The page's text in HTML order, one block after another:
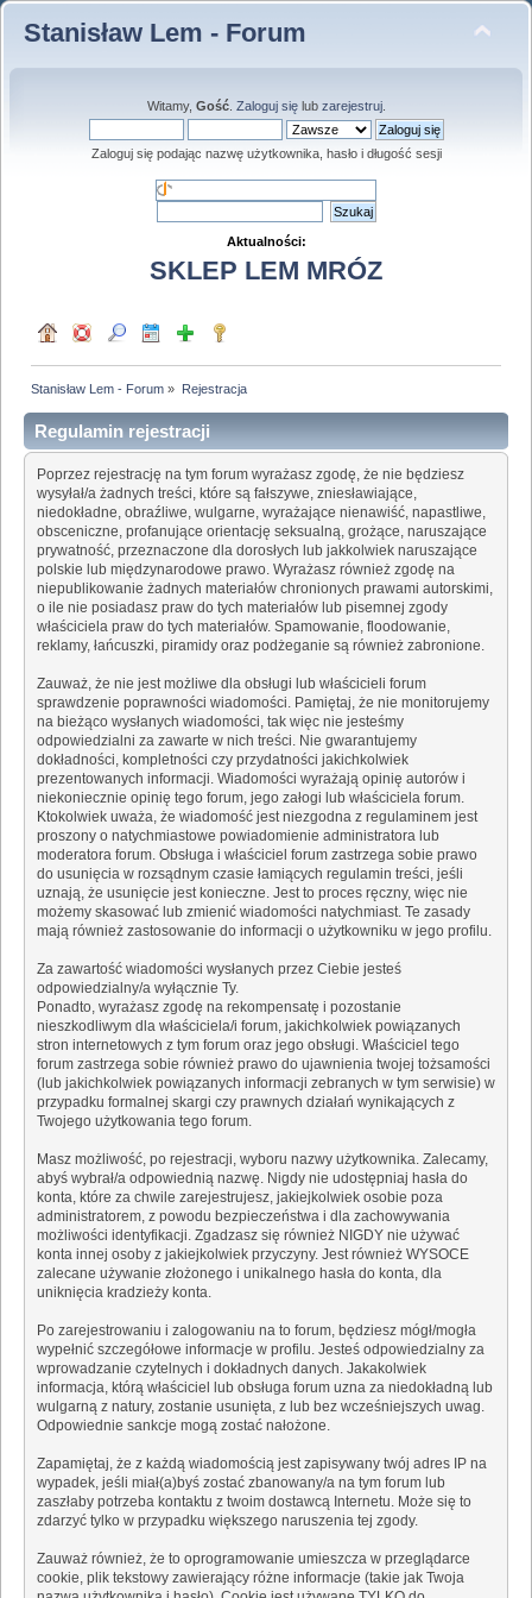
Stanisław Lem - Forum
Witamy, Gość. Zaloguj sięlub zarejestruj.
Zaloguj się podając nazwę użytkownika, hasło i długość sesji
Aktualności:
SKLEP LEM MRÓZ
Stanisław Lem - Forum » Rejestracja
Regulamin rejestracji
Poprzez rejestrację na tym forum wyrażasz zgodę, że nie będziesz
wysyłał/a żadnych treści, które są fałszywe, zniesławiające,
niedokładne, obraźliwe, wulgarne, wyrażające nienawiść, napastliwe,
obsceniczne, profanujące orientację seksualną, grożące, naruszające
prywatność, przeznaczone dla dorosłych lub jakkolwiek naruszające
polskie lub międzynarodowe prawo. Wyrażasz również zgodę na
niepublikowanie żadnych materiałów chronionych prawami autorskimi,
o ile nie posiadasz praw do tych materiałów lub pisemnej zgody
właściciela praw do tych materiałów. Spamowanie, floodowanie,
reklamy, łańcuszki, piramidy oraz podżeganie są również zabronione.
Zauważ, że nie jest możliwe dla obsługi lub właścicieli forum
sprawdzenie poprawności wiadomości. Pamiętaj, że nie monitorujemy
na bieżąco wysłanych wiadomości, tak więc nie jesteśmy
odpowiedzialni za zawarte w nich treści. Nie gwarantujemy
dokładności, kompletności czy przydatności jakichkolwiek
prezentowanych informacji. Wiadomości wyrażają opinię autorów i
niekoniecznie opinię tego forum, jego załogi lub właściciela forum.
Ktokolwiek uważa, że wiadomość jest niezgodna z regulaminem jest
proszony o natychmiastowe powiadomienie administratora lub
moderatora forum. Obsługa i właściciel forum zastrzega sobie prawo
do usunięcia w rozsądnym czasie łamiących regulamin treści, jeśli
uznają, że usunięcie jest konieczne. Jest to proces ręczny, więc nie
możemy skasować lub zmienić wiadomości natychmiast. Te zasady
mają również zastosowanie do informacji o użytkowniku w jego profilu.
Za zawartość wiadomości wysłanych przez Ciebie jesteś
odpowiedzialny/a wyłącznie Ty.
Ponadto, wyrażasz zgodę na rekompensatę i pozostanie
nieszkodliwym dla właściciela/i forum, jakichkolwiek powiązanych
stron internetowych z tym forum oraz jego obsługi. Właściciel tego
forum zastrzega sobie również prawo do ujawnienia twojej tożsamości
(lub jakichkolwiek powiązanych informacji zebranych w tym serwisie) w
przypadku formalnej skargi czy prawnych działań wynikających z
Twojego użytkowania tego forum.
Masz możliwość, po rejestracji, wyboru nazwy użytkownika. Zalecamy,
abyś wybrał/a odpowiednią nazwę. Nigdy nie udostępniaj hasła do
konta, które za chwile zarejestrujesz, jakiejkolwiek osobie poza
administratorem, z powodu bezpieczeństwa i dla zachowywania
możliwości identyfikacji. Zgadzasz się również NIGDY nie używać
konta innej osoby z jakiejkolwiek przyczyny. Jest również WYSOCE
zalecane używanie złożonego i unikalnego hasła do konta, dla
uniknięcia kradzieży konta.
Po zarejestrowaniu i zalogowaniu na to forum, będziesz mógł/mogła
wypełnić szczegółowe informacje w profilu. Jesteś odpowiedzialny za
wprowadzanie czytelnych i dokładnych danych. Jakakolwiek
informacja, którą właściciel lub obsługa forum uzna za niedokładną lub
wulgarną z natury, zostanie usunięta, z lub bez wcześniejszych uwag.
Odpowiednie sankcje mogą zostać nałożone.
Zapamiętaj, że z każdą wiadomością jest zapisywany twój adres IP na
wypadek, jeśli miał(a)byś zostać zbanowany/a na tym forum lub
zaszłaby potrzeba kontaktu z twoim dostawcą Internetu. Może się to
zdarzyć tylko w przypadku większego naruszenia tej zgody.
Zauważ również, że to oprogramowanie umieszcza w przeglądarce
cookie, plik tekstowy zawierający różne informacje (takie jak Twoja